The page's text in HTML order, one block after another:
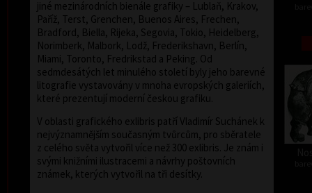
jiné mezinárodních bienále grafiky – Lublaň, Krakov,
Paříž, Terst, Grenchen, Buenos Aires, Frechen,
Bradford, Biella, Rijeka, Segovia, Tokio, Heidelberg,
Norimberk, Malbork, Lodž, Frederikshavn, Berlín,
Miami, Toronto, Fredrikstad a Peking. Od
sedmdesátých let minulého století byly jeho barevné
litografie vystavovány v mnoha evropských galeriích,
které prezentují moderní českou grafiku.
V oblasti grafického exlibris patří Vladimír Suchánek k
nejvýznamnějším současným tvůrcům, pro sběratele
z celého světa vytvořil více než 300 exlibris. Je znám i
svými knižními ilustracemi a návrhy poštovních
známek, kterých vytvořil na tři desítky.